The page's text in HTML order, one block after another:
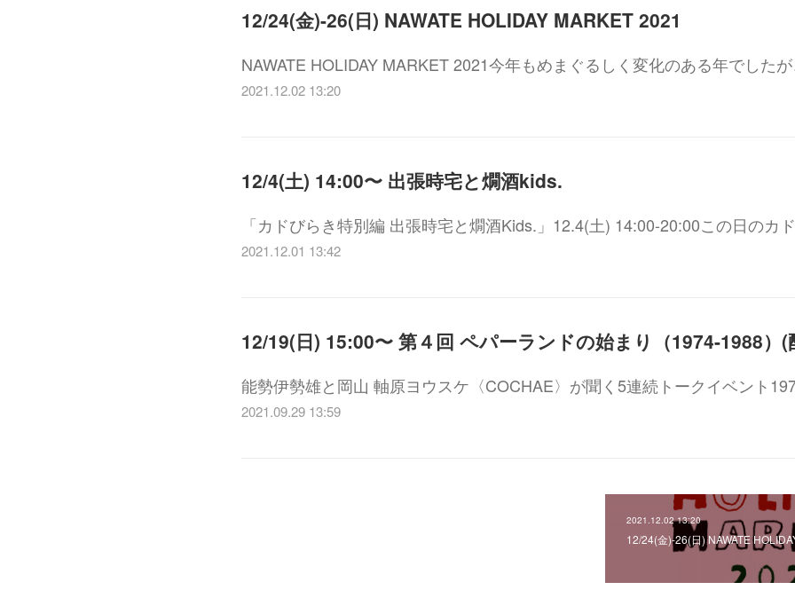
12/24(金)-26(日) NAWATE HOLIDAY MARKET 2021
NAWATE HOLIDAY MARKET 2021今年もめまぐるしく変化のある年でした
2021.12.02 13:20
12/4(土) 14:00〜 出張時宅と燗酒kids.
「カドびらき特別編 出張時宅と燗酒Kids.」12.4(土) 14:00-20:00この日のカ
2021.12.01 13:42
能勢伊勢雄と岡山 軸原ヨウスケ〈COCHAE〉が聞く5連続トークイベント
2021.09.29 13:59
2021.12.02 13:20
12/24(金)-26(日) NAWATE